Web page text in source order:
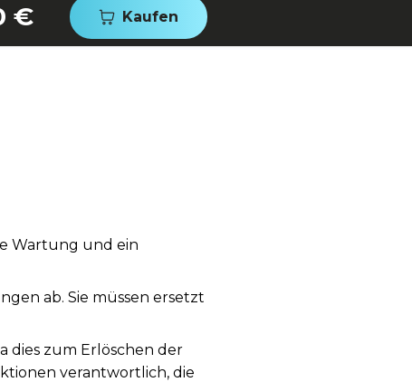
€ Kaufen
Wartung und ein
ab. Sie müssen ersetzt
dies zum Erlöschen der
verantwortlich, die